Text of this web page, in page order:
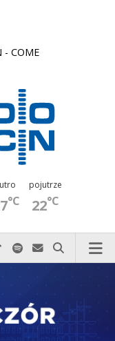
- COME
°C
pojutrze
22°C
nas zadzwoń
Facebook-u
nas na Xnas na Instagram-ie
Odwiedź nas na TikTok-u
Szukaj nas na Spotify
Wyślij do nas
Szukaj